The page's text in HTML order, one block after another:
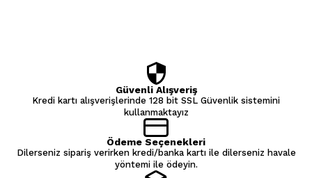
Güvenli Alışveriş
Kredi kartı alışverişlerinde 128 bit SSL Güvenlik sistemini
kullanmaktayız
Ödeme Seçenekleri
Dilerseniz sipariş verirken kredi/banka kartı ile dilerseniz havale
yöntemi ile ödeyin.